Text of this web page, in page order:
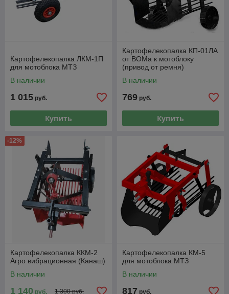
Картофелекопалка ЛКМ-1П
для мотоблока МТЗ
В наличии
1 015 руб.
Купить
Картофелекопалка КП-01ЛА
от ВОМа к мотоблоку
(привод от ремня)
В наличии
769 руб.
Купить
-12%
Картофелекопалка ККМ-2
Агро вибрационная (Канаш)
В наличии
1 140 руб. 1 300 руб.
Картофелекопалка КМ-5
для мотоблока МТЗ
В наличии
817 руб.